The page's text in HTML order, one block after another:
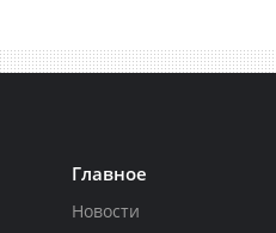
Главное
Новости